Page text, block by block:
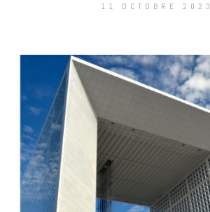
11 OCTOBRE 2023